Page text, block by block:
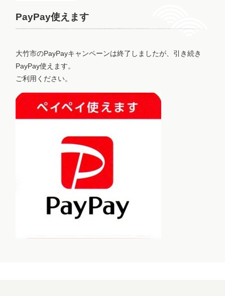
PayPay使えます
大竹市のPayPayキャンペーンは終了しましたが、引き続き
PayPay使えます。
ご利用ください。